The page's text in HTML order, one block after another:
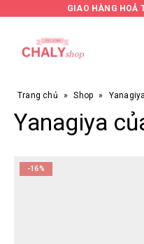
GIAO HÀNG HOẢ
Trang chủ » Shop » Yanagiya
Yanagiya
-16%